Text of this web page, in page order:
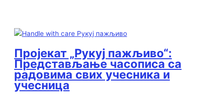
Пројекат „Рукуј пажљиво“:
Представљање часописа са
радовима свих учесника и
учесница